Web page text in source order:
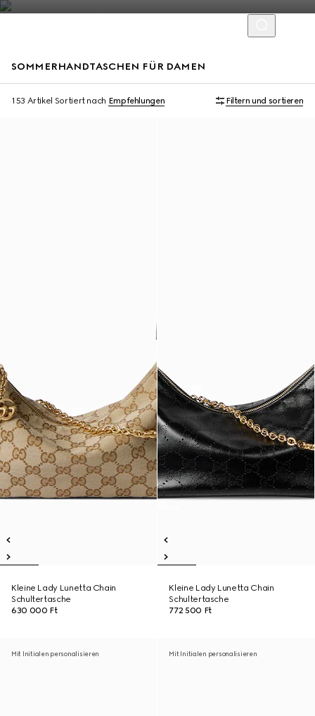
SOMMERHANDTASCHEN FÜR DAMEN
153 Artikel Sortiert nach Empfehlungen Filtern und sortieren
Mit Initialen personalisieren
Kleine Lady Lunetta Chain
Schultertasche
630 000 Ft
Mit Initialen personalisieren
Kleine Lady Lunetta Chain
Schultertasche
772 500 Ft
Mit Initialen personalisieren Mit Initialen personalisieren